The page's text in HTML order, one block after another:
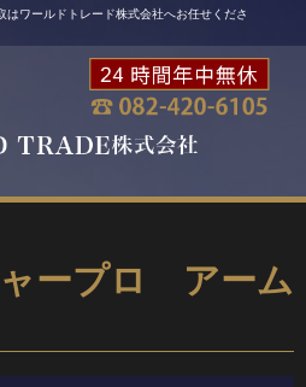
ワールドトレード株式会社へお任せくださ
ープロ アーム